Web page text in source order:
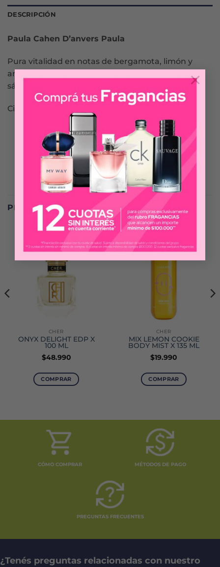
×
DESCRIPCIÓN
Paula Cahen D’anvers Paula
Pura vitalidad en notas de bergamota, limón y
artemisa. Perfecto acorde con ámbar, cedro y
sándalo y un toque exótico de semillas de Tonka.
Citrico y floral.
PRODUCTOS RELACIONADOS
CHER
ONYX DELIGHT EDP X
100 ML
$48.990
COMPRAR
CHER
MIX LEMON COOKIE
BODY MIST X 135 ML
$19.990
COMPRAR
CÓMO COMPRAR MÉTODOS DE PAGO
PREGUNTAS FRECUENTES
¿Tenés preguntas relacionadas con nuestro